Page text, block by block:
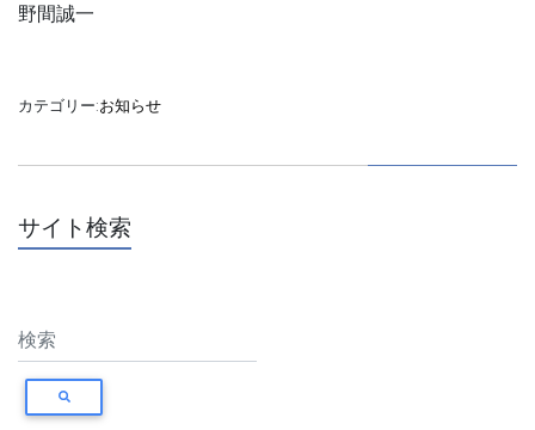
野間誠一
カテゴリー:お知らせ
サイト検索